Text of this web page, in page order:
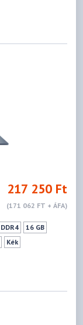
217 250 Ft
(171 062 FT + ÁFA)
DDR4
16 GB
Kék